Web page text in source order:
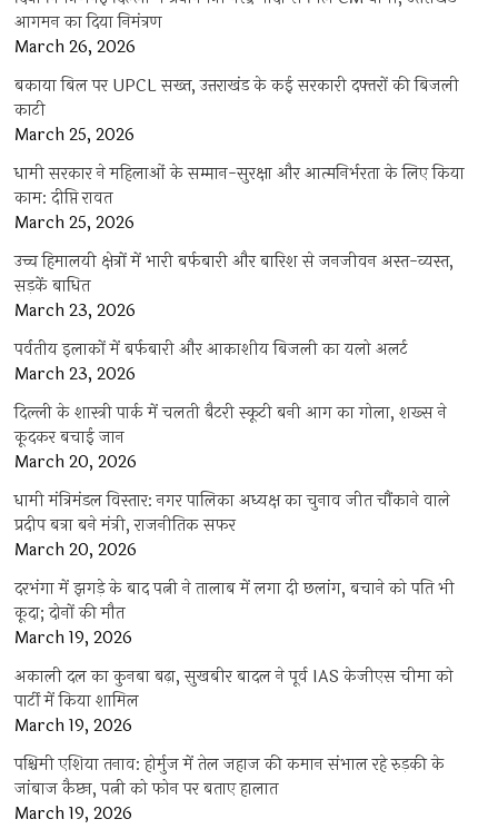
आगमन का दिया निमंत्रण
March 26, 2026
बकाया बिल पर UPCL सख्त, उत्तराखंड के कई सरकारी दफ्तरों की बिजली
काटी
March 25, 2026
धामी सरकार ने महिलाओं के सम्मान-सुरक्षा और आत्मनिर्भरता के लिए किया
काम: दीप्ति रावत
March 25, 2026
उच्च हिमालयी क्षेत्रों में भारी बर्फबारी और बारिश से जनजीवन अस्त-व्यस्त,
सड़कें बाधित
March 23, 2026
पर्वतीय इलाकों में बर्फबारी और आकाशीय बिजली का यलो अलर्ट
March 23, 2026
दिल्ली के शास्त्री पार्क में चलती बैटरी स्कूटी बनी आग का गोला, शख्स ने
कूदकर बचाई जान
March 20, 2026
धामी मंत्रिमंडल विस्तार: नगर पालिका अध्यक्ष का चुनाव जीत चौंकाने वाले
प्रदीप बत्रा बने मंत्री, राजनीतिक सफर
March 20, 2026
दरभंगा में झगड़े के बाद पत्नी ने तालाब में लगा दी छलांग, बचाने को पति भी
कूदा; दोनों की मौत
March 19, 2026
अकाली दल का कुनबा बढ़ा, सुखबीर बादल ने पूर्व IAS केजीएस चीमा को
पार्टी में किया शामिल
March 19, 2026
पश्चिमी एशिया तनाव: होर्मुज में तेल जहाज की कमान संभाल रहे रुड़की के
जांबाज कैप्टन, पत्नी को फोन पर बताए हालात
March 19, 2026